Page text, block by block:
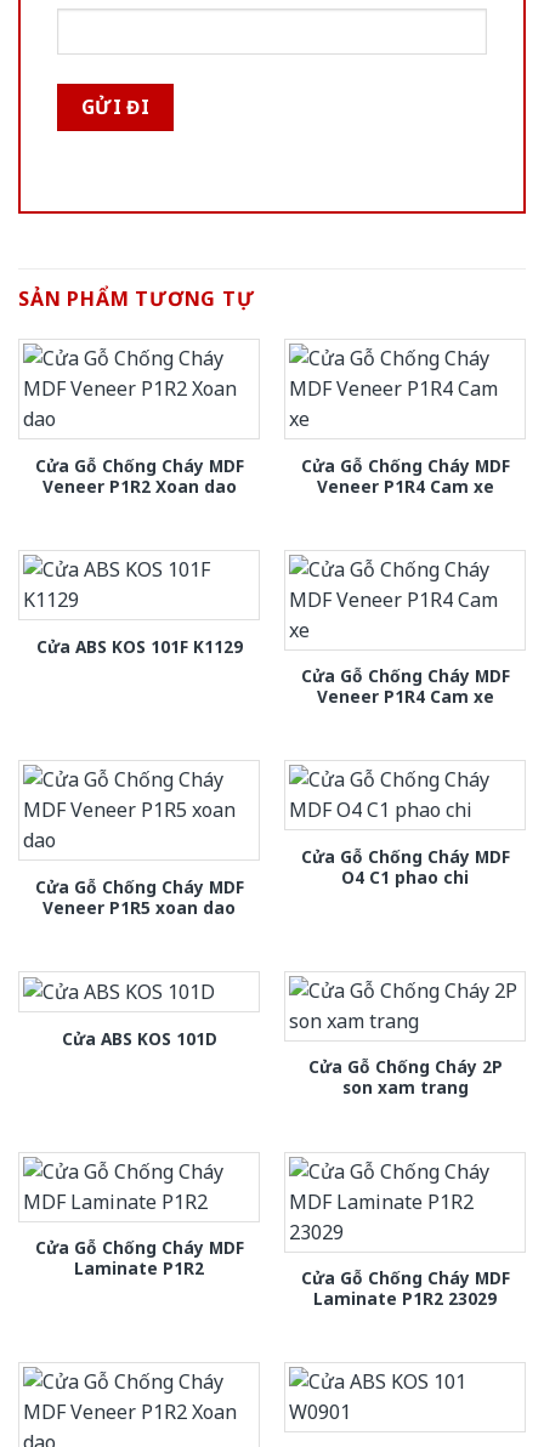
SẢN PHẨM TƯƠNG TỰ
Cửa Gỗ Chống Cháy MDF
Veneer P1R2 Xoan dao
Cửa Gỗ Chống Cháy MDF
Veneer P1R4 Cam xe
Cửa ABS KOS 101F K1129
Cửa Gỗ Chống Cháy MDF
Veneer P1R4 Cam xe
Cửa Gỗ Chống Cháy MDF
Veneer P1R5 xoan dao
Cửa Gỗ Chống Cháy MDF
O4 C1 phao chi
Cửa ABS KOS 101D
Cửa Gỗ Chống Cháy 2P
son xam trang
Cửa Gỗ Chống Cháy MDF
Laminate P1R2
Cửa Gỗ Chống Cháy MDF
Laminate P1R2 23029